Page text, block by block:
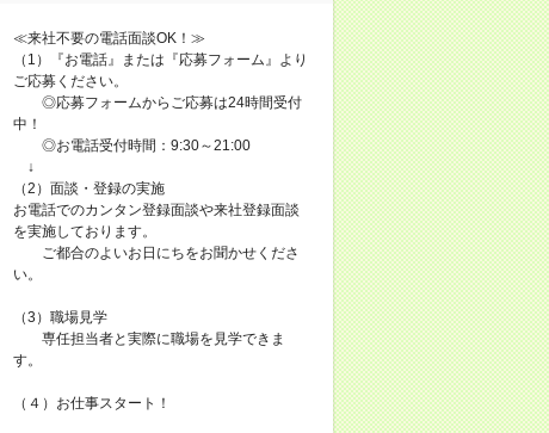
≪来社不要の電話面談OK！≫
（1）『お電話』または『応募フォーム』より
ご応募ください。
◎応募フォームからご応募は24時間受付
中！
◎お電話受付時間：9:30～21:00
↓
（2）面談・登録の実施
お電話でのカンタン登録面談や来社登録面談
を実施しております。
ご都合のよいお日にちをお聞かせくださ
い。
（3）職場見学
専任担当者と実際に職場を見学できま
す。
（４）お仕事スタート！